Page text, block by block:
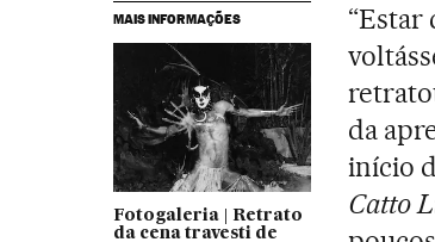
MAIS INFORMAÇÕES
Fotogaleria | Retrato
da cena travesti de
“Estar
da
início
Catto